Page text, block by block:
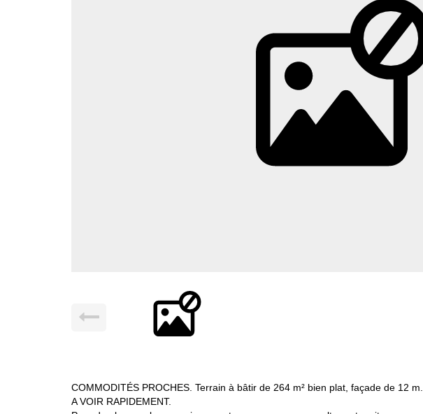
COMMODITÉS PROCHES. Terrain à bâtir de 264 m² bien plat, façade de 12 m.
A VOIR RAPIDEMENT.